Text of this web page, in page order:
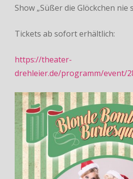
Show „Süßer die Glöckchen nie
Tickets ab sofort erhältlich:
https://theater-
drehleier.de/programm/event/